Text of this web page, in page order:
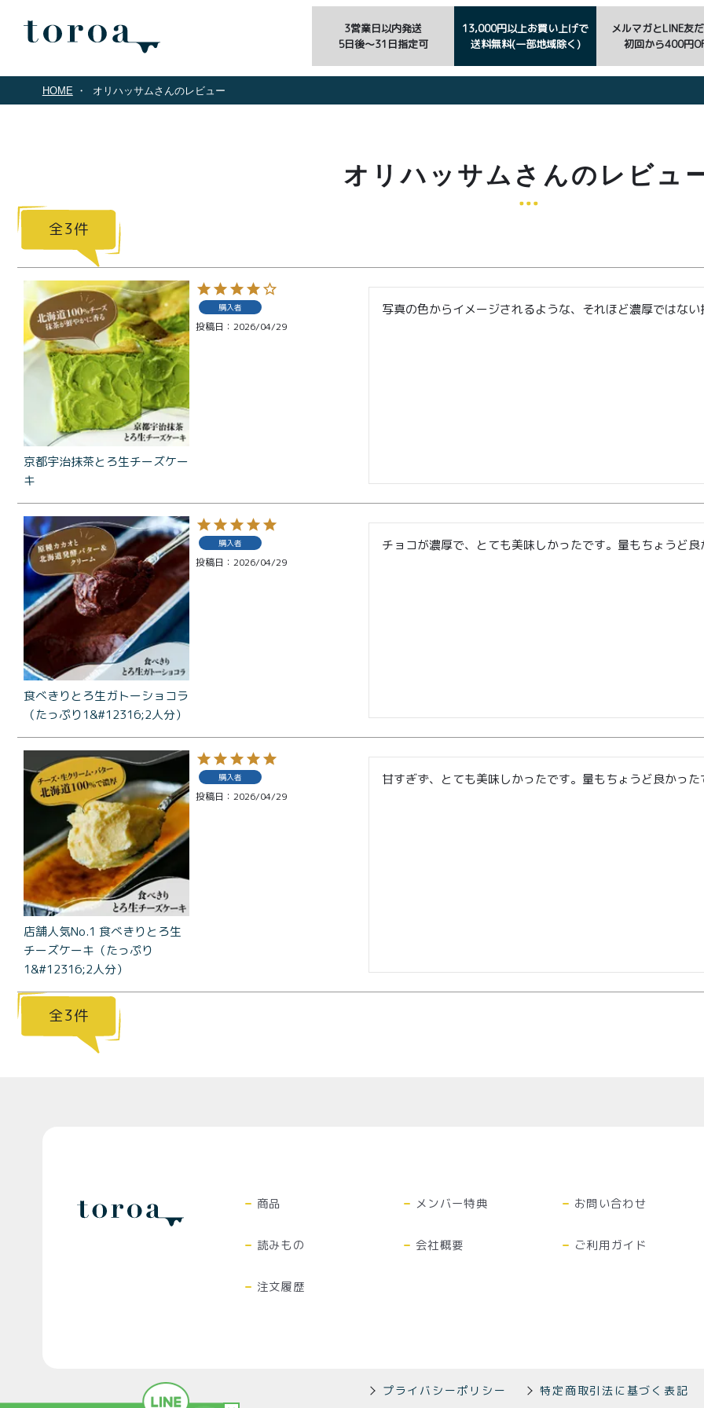
3営業日以内発送
5日後〜31日指定可
13,000円以上お買い上げで
送料無料(一部地域除く)
メルマガとLINE友
初回から400円
商品一覧
とろ生ガ
トーショ
コラ
とろ生 ま
とめ買い
お得セッ
ト
お中元
紅茶
toroaTea
焼き菓子
メルマガ
会員様限
定
toroa夏
のアウト
レットセ
商品
特典
読みもの
お問い合
ご利用ガ
イド
HOME オリハッサムさんのレビュー
オリハッサムさんのレビュ
3
京都宇治抹茶とろ生チーズケー
キ
購入者
投稿日 2026/04/29
写真の色からイメージされるような、それほど濃厚ではない
食べきりとろ生ガトーショコラ
（たっぷり1&#12316;2人分）
購入者
投稿日 2026/04/29
チョコが濃厚で、とても美味しかったです。量もちょうど良
店舗人気No.1 食べきりとろ生
チーズケーキ（たっぷり
1&#12316;2人分）
購入者
投稿日 2026/04/29
甘すぎず、とても美味しかったです。量もちょうど良かった
3
商品
読みもの
注文履歴
メンバー特典
会社概要
お問い合わせ
ご利用ガイド
プライバシーポリシー 特定商取引法に基づく表記